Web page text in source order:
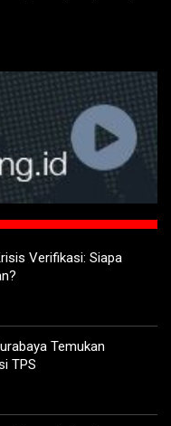
Verifikasi: Siapa
Temukan
TPS